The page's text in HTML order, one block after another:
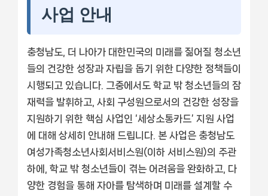
사업 안내
충청남도, 더 나아가 대한민국의 미래를 짊어질 청소년
들의 건강한 성장과 자립을 돕기 위한 다양한 정책들이
시행되고 있습니다. 그중에서도 학교 밖 청소년들의 잠
재력을 발휘하고, 사회 구성원으로서의 건강한 성장을
지원하기 위한 핵심 사업인 ‘세상소통카드’ 지원 사업
에 대해 상세히 안내해 드립니다. 본 사업은 충청남도
여성가족청소년사회서비스원(이하 서비스원)의 주관
하에, 학교 밖 청소년들이 겪는 어려움을 완화하고, 다
양한 경험을 통해 자아를 탐색하며 미래를 설계할 수